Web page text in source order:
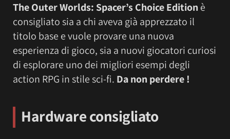
The Outer Worlds: Spacer’s Choice Editionè
consigliato sia a chi aveva già apprezzato il
titolo base e vuole provare una nuova
esperienza di gioco, sia a nuovi giocatori curiosi
di esplorare uno dei migliori esempi degli
action RPG in stile sci-fi. Da non perdere !
Hardware consigliato